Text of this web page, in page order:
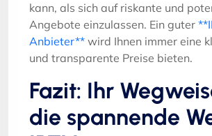
kann, als sich auf riskante und
Angebote einzulassen. Ein guter
Anbieter** wird Ihnen immer eine
und transparente Preise bieten.
Fazit: Ihr
die spannende